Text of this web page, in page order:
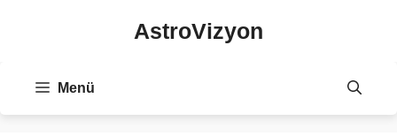
AstroVizyon
Menü